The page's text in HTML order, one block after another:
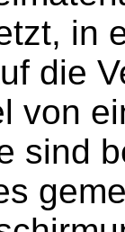
in
die
von
sind